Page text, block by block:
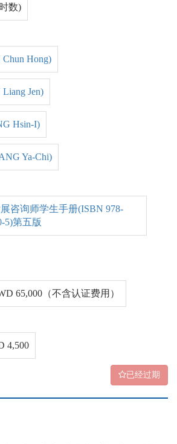
数)
Hong)
Jen)
Hsin-I)
Ya-Chi)
咨询师学生手册(ISBN 978-
5)第五版
65,000（不含认证费用）
4,500
已经过期